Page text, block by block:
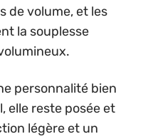
de volume, et les
la souplesse
personnalité bien
elle reste posée et
légère et un